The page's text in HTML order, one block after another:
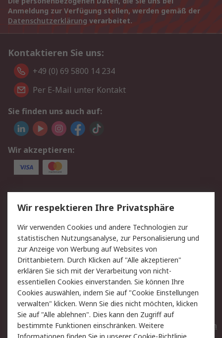
Anmeldung zur Verfügung stellen, werden gemäß der
Datenschutzerklärung verarbeitet.
Kontaktieren Sie uns:
+49 (0) 69 5800 14 234
Per E-Mail unter Kontakt
Sie finden uns auch auf:
Wir akzeptieren:
Service
Value Added Services
Lieferlösungen
Rücksendungen
Kontakt
Hilfe
Privatkunden
Rechtliches
AGB
Datenschutz
Cookie-Richtlinie
Zahlungsbedingungen
Copyright/Impressum
Entsorgung
Elektrogeräte/Batterien
Wir respektieren Ihre Privatsphäre
Wir verwenden Cookies und andere Technologien zur
statistischen Nutzungsanalyse, zur Personalisierung und
zur Anzeige von Werbung auf Websites von
Drittanbietern. Durch Klicken auf "Alle akzeptieren"
erklären Sie sich mit der Verarbeitung von nicht-
essentiellen Cookies einverstanden. Sie können Ihre
Cookies auswählen, indem Sie auf "Cookie Einstellungen
verwalten" klicken. Wenn Sie dies nicht möchten, klicken
Sie auf "Alle ablehnen". Dies kann den Zugriff auf
bestimmte Funktionen einschränken. Weitere